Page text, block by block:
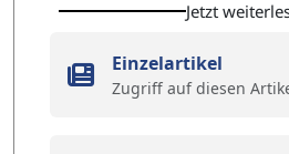
Jetzt
Einzelartikel
Zugriff auf diesen